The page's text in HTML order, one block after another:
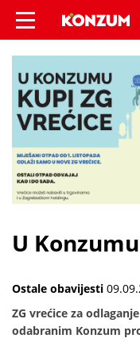
U
U
Ostale obavijesti
ZG vrećice za
odabranim Konzum